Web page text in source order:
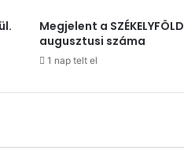
Megjelent a SZÉKELYFÖLD
augusztusi száma
1 nap telt el